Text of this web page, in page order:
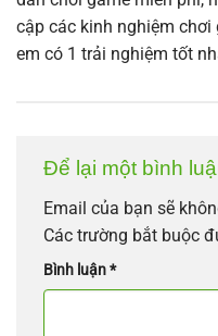
cập các kinh nghiệm chơi
em có 1 trải nghiệm tốt
Để lại một bình
Email của bạn sẽ
Các trường bắt buộc
Bình luận*